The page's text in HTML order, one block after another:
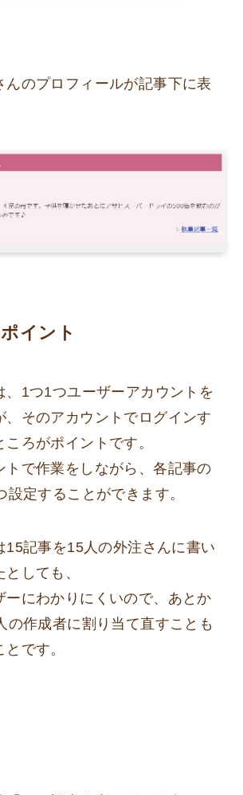
んのプロフィールが記事下に表
イント
、1つ1つユーザーアカウントを
、そのアカウントでログインす
ろがポイントです。
トで作業をしながら、各記事の
設定することができます。
15記事を15人の外注さんに書い
しても、
ーにわかりにくいので、あとか
の作成者に割り当て直すことも
です。